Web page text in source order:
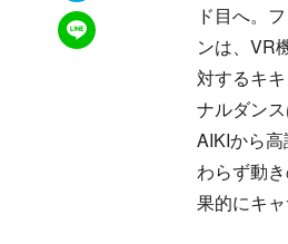
LINEで送る
ド目へ。
ンは、VR
対するキ
ナルダン
AIKIから
わらず動
果的にキャ